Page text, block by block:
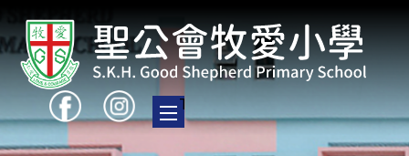
Toggle main menu visibility